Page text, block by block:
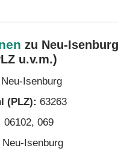
zu Neu-
u.v.m.)
Neu-Isenburg
(PLZ): 63263
06102, 069
Neu-Isenburg